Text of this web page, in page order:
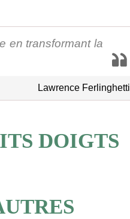
en transformant la
Lawrence Ferlinghetti
DOIGTS